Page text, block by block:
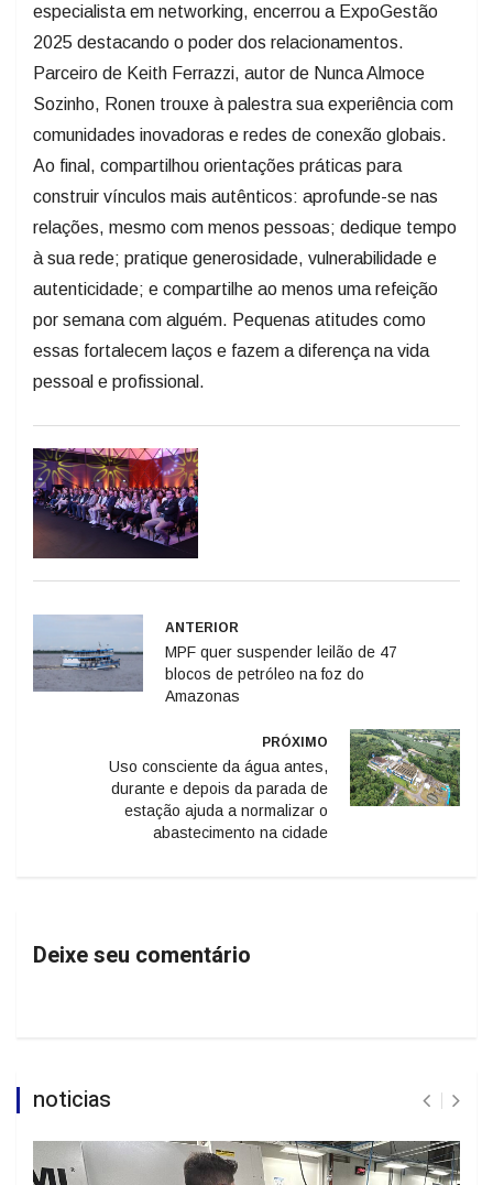
especialista em networking, encerrou a ExpoGestão
2025 destacando o poder dos relacionamentos.
Parceiro de Keith Ferrazzi, autor de Nunca Almoce
Sozinho, Ronen trouxe à palestra sua experiência com
comunidades inovadoras e redes de conexão globais.
Ao final, compartilhou orientações práticas para
construir vínculos mais autênticos: aprofunde-se nas
relações, mesmo com menos pessoas; dedique tempo
à sua rede; pratique generosidade, vulnerabilidade e
autenticidade; e compartilhe ao menos uma refeição
por semana com alguém. Pequenas atitudes como
essas fortalecem laços e fazem a diferença na vida
pessoal e profissional.
ANTERIOR
MPF quer suspender leilão de 47
blocos de petróleo na foz do
Amazonas
PRÓXIMO
Uso consciente da água antes,
durante e depois da parada de
estação ajuda a normalizar o
abastecimento na cidade
Deixe seu comentário
noticias